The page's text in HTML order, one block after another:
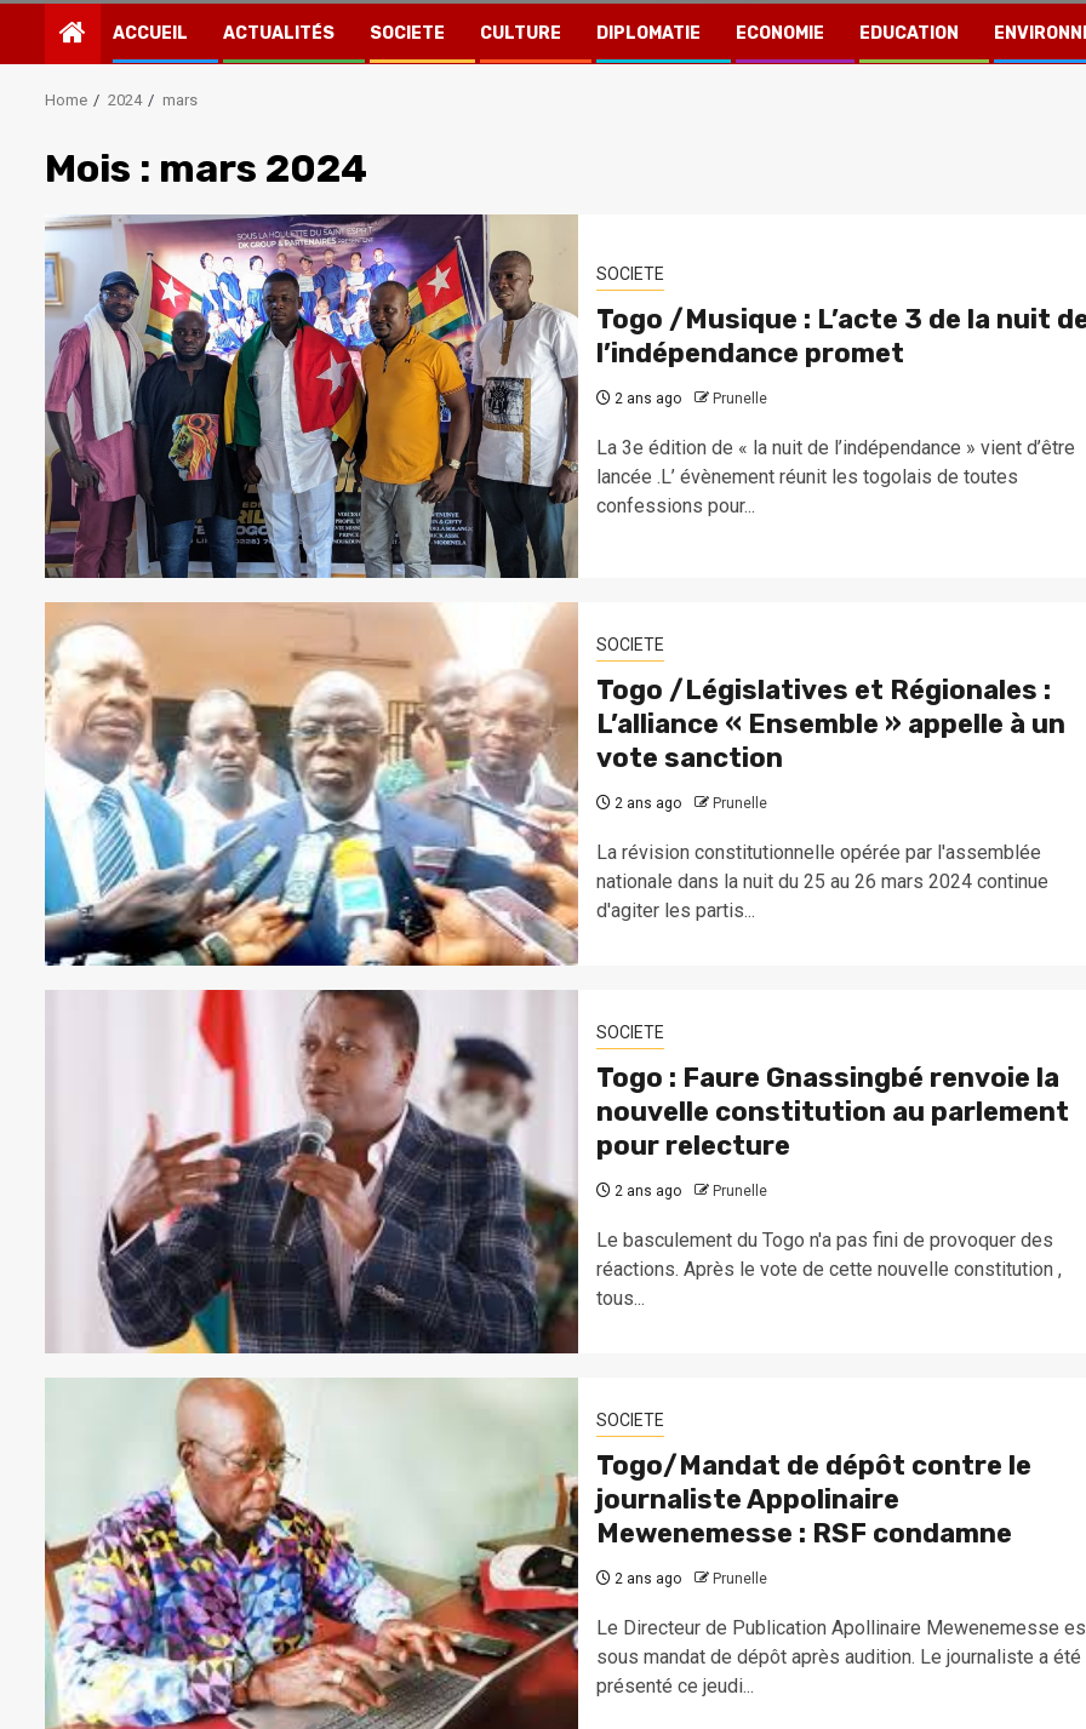
ACCUEIL ACTUALITÉS SOCIETE CULTURE DIPLOMATIE ECONOMIE EDUCATION
Home 2024 mars
Mois : mars 2024
SOCIETE
Togo /Musique : L’acte 3 de la nuit
l’indépendance promet
2 ans ago Prunelle
La 3e édition de « la nuit de l’indépendance » vient d’être
lancée .L’ évènement réunit les togolais de toutes
confessions pour...
SOCIETE
Togo /Législatives et Régionales :
L’alliance « Ensemble » appelle à un
vote sanction
2 ans ago Prunelle
La révision constitutionnelle opérée par l'assemblée
nationale dans la nuit du 25 au 26 mars 2024 continue
d'agiter les partis...
SOCIETE
Togo : Faure Gnassingbé renvoie la
nouvelle constitution au parlement
pour relecture
2 ans ago Prunelle
Le basculement du Togo n'a pas fini de provoquer des
réactions. Après le vote de cette nouvelle constitution ,
tous...
SOCIETE
Togo/Mandat de dépôt contre le
journaliste Appolinaire
Mewenemesse : RSF condamne
2 ans ago Prunelle
Le Directeur de Publication Apollinaire Mewenemesse
sous mandat de dépôt après audition. Le journaliste a été
présenté ce jeudi...